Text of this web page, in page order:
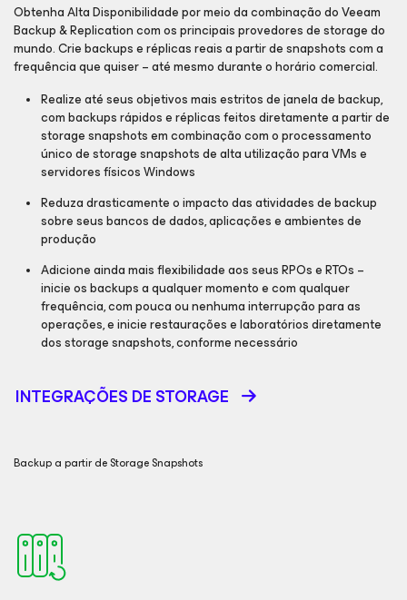
Obtenha Alta Disponibilidade por meio da combinação do Veeam
Backup & Replication com os principais provedores de storage do
mundo. Crie backups e réplicas reais a partir de snapshots com a
frequência que quiser – até mesmo durante o horário comercial.
Realize até seus objetivos mais estritos de janela de backup,
com backups rápidos e réplicas feitos diretamente a partir de
storage snapshots em combinação com o processamento
único de storage snapshots de alta utilização para VMs e
servidores físicos Windows
Reduza drasticamente o impacto das atividades de backup
sobre seus bancos de dados, aplicações e ambientes de
produção
Adicione ainda mais flexibilidade aos seus RPOs e RTOs –
inicie os backups a qualquer momento e com qualquer
frequência, com pouca ou nenhuma interrupção para as
operações, e inicie restaurações e laboratórios diretamente
dos storage snapshots, conforme necessário
INTEGRAÇÕES DE STORAGE
Backup a partir de Storage Snapshots